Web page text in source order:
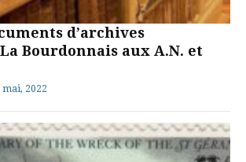
d’archives
Bourdonnais aux A.N. et
mai, 2022